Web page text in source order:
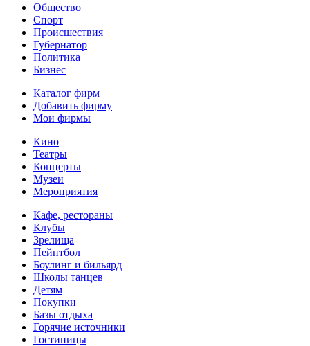
Общество
Спорт
Происшествия
Губернатор
Политика
Бизнес
Каталог фирм
Добавить фирму
Мои фирмы
Кино
Театры
Концерты
Музеи
Мероприятия
Кафе, рестораны
Клубы
Зрелища
Пейнтбол
Боулинг и бильярд
Школы танцев
Детям
Покупки
Базы отдыха
Горячие источники
Гостиницы